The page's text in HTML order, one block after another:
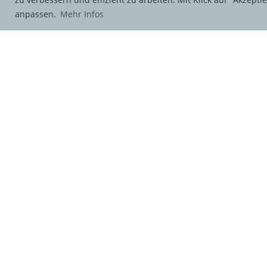
anpassen. Mehr Infos